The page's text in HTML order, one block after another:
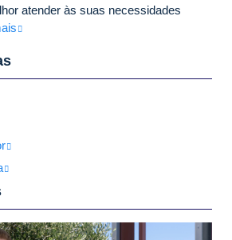
atender às suas necessidades